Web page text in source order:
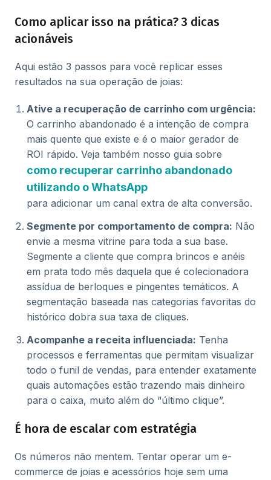
Como aplicar isso na prática? 3 dicas
acionáveis
Aqui estão 3 passos para você replicar esses
resultados na sua operação de joias:
Ative a recuperação de carrinho com urgência:
O carrinho abandonado é a intenção de compra
mais quente que existe e é o maior gerador de
ROI rápido. Veja também nosso guia sobre
como recuperar carrinho abandonado
utilizando o WhatsApp
para adicionar um canal extra de alta conversão.
Segmente por comportamento de compra: Não
envie a mesma vitrine para toda a sua base.
Segmente a cliente que compra brincos e anéis
em prata todo mês daquela que é colecionadora
assídua de berloques e pingentes temáticos. A
segmentação baseada nas categorias favoritas do
histórico dobra sua taxa de cliques.
Acompanhe a receita influenciada: Tenha
processos e ferramentas que permitam visualizar
todo o funil de vendas, para entender exatamente
quais automações estão trazendo mais dinheiro
para o caixa, muito além do “último clique”.
É hora de escalar com estratégia
Os números não mentem. Tentar operar um e-
commerce de joias e acessórios hoje sem uma